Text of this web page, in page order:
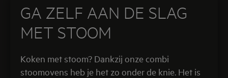
GA ZELF AAN DE SLAG
MET STOOM
Koken met stoom? Dankzij onze combi
stoomovens heb je het zo onder de knie. Het is